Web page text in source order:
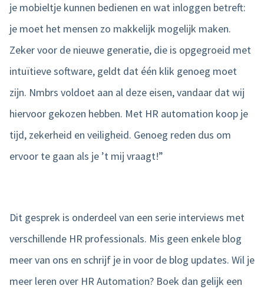
je mobieltje kunnen bedienen en wat inloggen betreft:
je moet het mensen zo makkelijk mogelijk maken.
Zeker voor de nieuwe generatie, die is opgegroeid met
intuïtieve software, geldt dat één klik genoeg moet
zijn. Nmbrs voldoet aan al deze eisen, vandaar dat wij
hiervoor gekozen hebben. Met HR automation koop je
tijd, zekerheid en veiligheid. Genoeg reden dus om
ervoor te gaan als je ’t mij vraagt!”
Dit gesprek is onderdeel van een serie interviews met
verschillende HR professionals. Mis geen enkele blog
meer van ons en schrijf je in voor de blog updates. Wil je
meer leren over HR Automation? Boek dan gelijk een